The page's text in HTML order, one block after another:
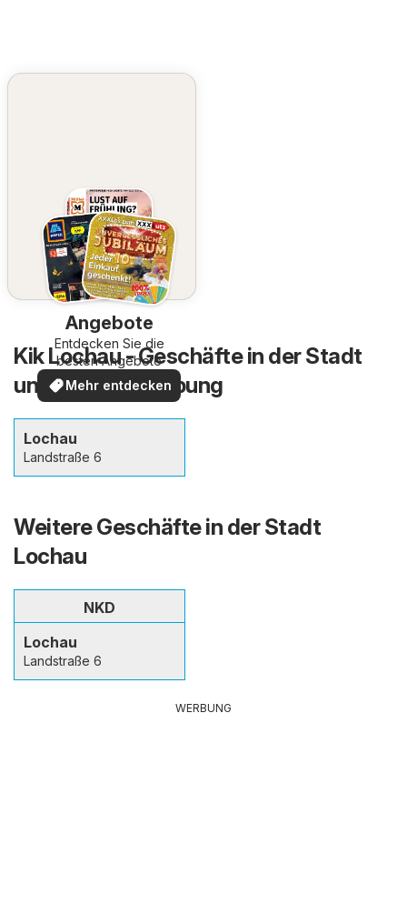
Angebote
Entdecken Sie die
besten Angebote
Mehr entdecken
Kik Lochau - Geschäfte in der Stadt
und in der Umgebung
Lochau
Landstraße 6
Weitere Geschäfte in der Stadt
Lochau
NKD
Lochau
Landstraße 6
WERBUNG